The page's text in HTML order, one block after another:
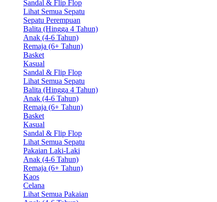
Sandal & Flip Flop
Lihat Semua Sepatu
Sepatu Perempuan
Balita (Hingga 4 Tahun)
Anak (4-6 Tahun)
Remaja (6+ Tahun)
Basket
Kasual
Sandal & Flip Flop
Lihat Semua Sepatu
Balita (Hingga 4 Tahun)
Anak (4-6 Tahun)
Remaja (6+ Tahun)
Basket
Kasual
Sandal & Flip Flop
Lihat Semua Sepatu
Pakaian Laki-Laki
Anak (4-6 Tahun)
Remaja (6+ Tahun)
Kaos
Celana
Lihat Semua Pakaian